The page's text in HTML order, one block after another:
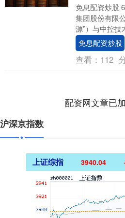
免息配资炒股
集团股份有限
源”）与中控
称“中控技术”
议。此....
免息配资炒股
查看： 112
配资网文章已
沪深京指数
上证综指 3940.04